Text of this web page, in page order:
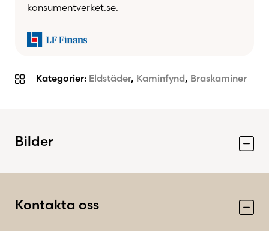
Kategorier: Eldstäder, Kaminfynd, Braskaminer
konsumentverket.se.
Bilder
Kontakta oss